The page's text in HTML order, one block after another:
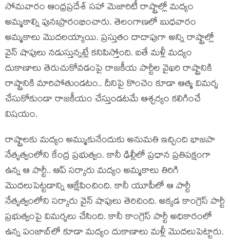
సోమ‌వారం ఆంధ్ర‌ప్ర‌దేశ్ స‌హా మెజారిటీ రాష్ట్రాల్లో మ‌ద్యం
అమ్మ‌కాల్ని పునఃప్రారంభించారు. తెలంగాణ‌లో బుధ‌వారం
అమ్మ‌కాలు మొద‌ల‌య్యాయి. ప్ర‌స్తుతం దాదాపుగా అన్ని రాష్ట్రాల్లో
వైన్ షాపులు న‌డుస్తున్న‌ట్లే క‌నిపిస్తోంది. ఐతే మ‌ళ్లీ మ‌ద్యం
దుకాణాలు తెరుచుకోవ‌డంపై రాజ‌కీయ పార్టీల వైఖ‌రి రాష్ట్రానికి
రాష్ట్రానికి మారిపోతుండ‌టం.. దీనిపై కొంచెం కూడా ఆత్మ విమ‌ర్శ
చేసుకోకుండా రాజ‌కీయం చేస్తుండ‌ట‌మే ఆశ్చ‌ర్యం క‌లిగించే
విష‌యం.
రాష్ట్రాల‌కు మ‌ద్యం అమ్ముకునేందుకు అనుమ‌తి ఇచ్చింది భాజ‌పా
నేతృత్వంలోని కేంద్ర ప్ర‌భుత్వం. కానీ ఢిల్లీలో ప్ర‌ధాన ప్ర‌తిప‌క్షంగా
ఉన్న ఆ పార్టీ.. ఆప్ స‌ర్కారు మ‌ద్యం అమ్మ‌కాలు తిరిగి
మొద‌లుపెట్ట‌డాన్ని ఆక్షేపించింది. కానీ యూపీలో ఆ పార్టీ
నేతృత్వంలోని స‌ర్కారు వైన్ షాపులు తెరిచింది. అక్క‌డ కాంగ్రెస్ పార్టీ
ప్ర‌భుత్వంపై విమ‌ర్శ‌లు చేసింది. కానీ కాంగ్రెస్ పార్టీ అధికారంలో
ఉన్న‌ పంజాబ్‌లో కూడా మ‌ద్యం దుకాణాలు మ‌ళ్లీ మొద‌లుపెట్టారు.